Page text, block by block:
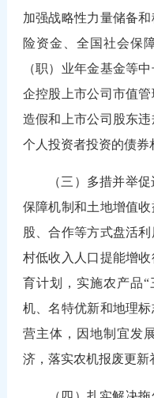
加强战略性力量储备
险资金、全国社会保
（职）业年金基金等
企控股上市公司市值
造假和上市公司股东
个人投资者投资的债券
（三）多措并举
保障机制和土地增值
股、合作等方式盘活
村低收入人口提能增
育计划，实施农产品
机、名特优新和地理
营主体，因地制宜发
济，落实农机报废更新